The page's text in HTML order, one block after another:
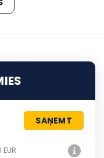
SAŅEMT